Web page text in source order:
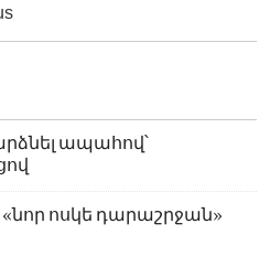
ապահով՝
«նոր ոսկե դարաշրջան»